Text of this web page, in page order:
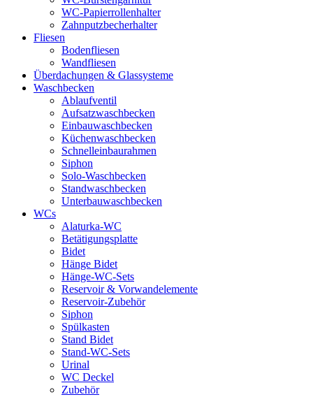
WC-Papierrollenhalter
Zahnputzbecherhalter
Fliesen
Bodenfliesen
Wandfliesen
Überdachungen & Glassysteme
Waschbecken
Ablaufventil
Aufsatzwaschbecken
Einbauwaschbecken
Küchenwaschbecken
Schnelleinbaurahmen
Siphon
Solo-Waschbecken
Standwaschbecken
Unterbauwaschbecken
WCs
Alaturka-WC
Betätigungsplatte
Bidet
Hänge Bidet
Hänge-WC-Sets
Reservoir & Vorwandelemente
Reservoir-Zubehör
Siphon
Spülkasten
Stand Bidet
Stand-WC-Sets
Urinal
WC Deckel
Zubehör